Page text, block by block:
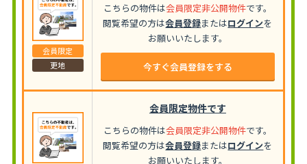
会員限定
更地
こちらの物件は会員限定非公開物件です。
閲覧希望の方は会員登録またはログインを
お願いいたします。
今すぐ会員登録をする
会員限定物件です
こちらの物件は会員限定非公開物件です。
閲覧希望の方は会員登録またはログインを
お願いいたします。